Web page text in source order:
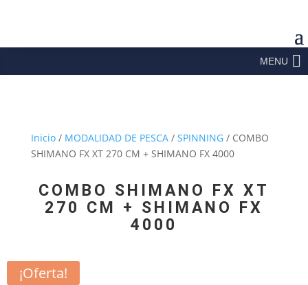
MENU
Inicio/ MODALIDAD DE PESCA/ SPINNING/ COMBO
SHIMANO FX XT 270 CM + SHIMANO FX 4000
COMBO SHIMANO FX XT
270 CM + SHIMANO FX
4000
¡Oferta!